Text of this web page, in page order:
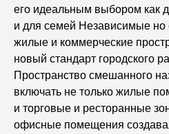
узнайте о самых выгодных
Пятизвездочные отели в
роскошь для каждого
Чем заняться в центре
путеводитель
его идеальным выбором как
и для семей Независимые
жилые и коммерческие
новый стандарт городского
Пространство смешанного
включать не только жилые
и торговые и ресторанные
офисные помещения